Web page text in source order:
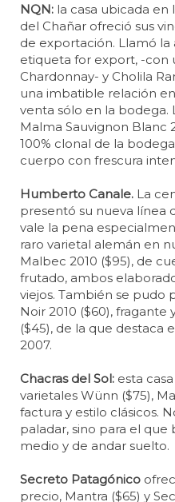
NQN: la casa ubicada en
del Chañar ofreció sus
de exportación. Llamó
etiqueta for export, -con
Chardonnay- y Cholila
una imbatible relación
venta sólo en la bodega.
Malma Sauvignon Blanc
100% clonal de la
cuerpo con frescura
Humberto Canale. La
presentó su nueva línea
vale la pena
raro varietal alemán en
Malbec 2010 ($95), de
frutado, ambos
viejos. También se pudo
Noir 2010 ($60), fragante
($45), de la que destaca
2007.
Chacras del Sol: esta
varietales Wünn ($75),
factura y estilo clásicos.
paladar, sino para el
medio y de andar suelto.
Secreto Patagónico
precio, Mantra ($65) y